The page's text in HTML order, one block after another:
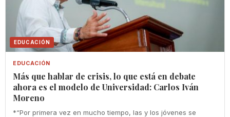
EDUCACIÓN
EDUCACIÓN
Más que hablar de crisis, lo que está en debate
ahora es el modelo de Universidad: Carlos Iván
Moreno
*“Por primera vez en mucho tiempo, las y los jóvenes se